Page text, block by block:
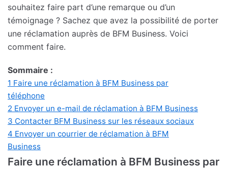
souhaitez faire part d’une remarque ou d’un
témoignage ? Sachez que avez la possibilité de porter
une réclamation auprès de BFM Business. Voici
comment faire.
Sommaire :
1 Faire une réclamation à BFM Business par
téléphone
2 Envoyer un e-mail de réclamation à BFM Business
3 Contacter BFM Business sur les réseaux sociaux
4 Envoyer un courrier de réclamation à BFM
Business
Faire une réclamation à BFM Business par